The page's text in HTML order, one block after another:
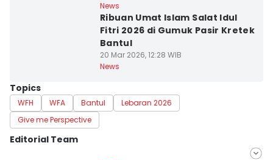
News
Ribuan Umat Islam Salat Idul
Fitri 2026 di Gumuk Pasir Kretek
Bantul
20 Mar 2026, 12:28 WIB
News
Topics
WFH WFA Bantul
Lebaran 2026
Give me Perspective
Editorial Team